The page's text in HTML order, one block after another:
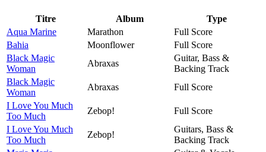
Titre Album
Type
Aqua Marine
Marathon
Full Score
Bahia
Moonflower
Full Score
Black Magic
Woman
Abraxas
Guitar, Bass &
Backing Track
Black Magic
Woman
Abraxas
Full Score
I Love You Much
Too Much
Zebop!
Full Score
I Love You Much
Too Much
Zebop!
Guitars, Bass &
Backing Track